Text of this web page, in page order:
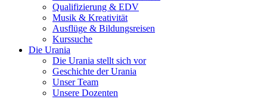
Qualifizierung & EDV
Musik & Kreativität
Ausflüge & Bildungsreisen
Kurssuche
Die Urania
Die Urania stellt sich vor
Geschichte der Urania
Unser Team
Unsere Dozenten